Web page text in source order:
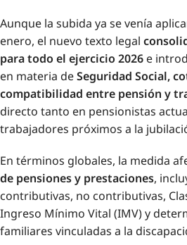
Aunque la subida ya se venía
enero, el nuevo texto legal
para todo el ejercicio 2026 e
en materia deSeguridad Social,
compatibilidad entre pensión y
directo tanto en pensionistas
trabajadores próximos a la
En términos globales, la medida
de pensiones y prestaciones,
contributivas, no contributivas,
Ingreso Mínimo Vital (IMV) y
familiares vinculadas a la